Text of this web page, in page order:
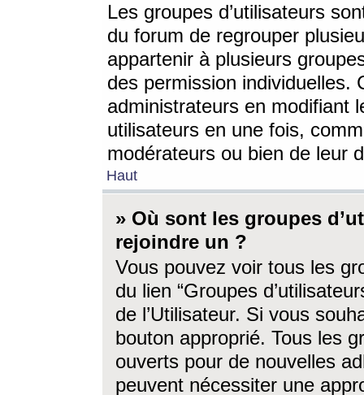
Les groupes d’utilisateurs
du forum de regrouper
appartenir à plusieurs
des permission individuelles.
administrateurs en modifiant
utilisateurs en une fois,
modérateurs ou bien de leur
Haut
» Où sont les groupes
rejoindre un ?
Vous pouvez voir tous les
du lien “Groupes
de l’Utilisateur. Si vous
bouton approprié. Tous les
ouverts pour de nouvelles
peuvent nécessiter une